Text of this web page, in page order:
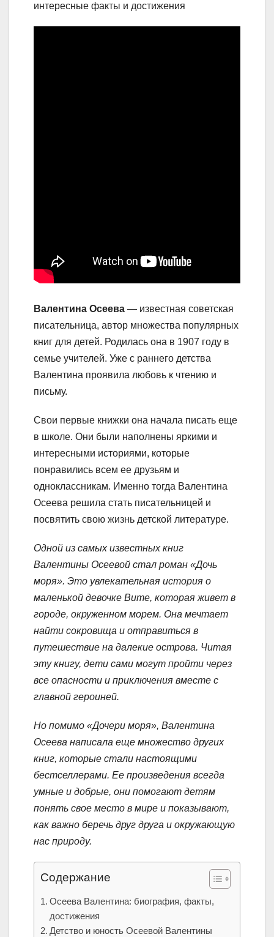
Валентина Осеева — известная советская
писательница, автор множества популярных
книг для детей. Родилась она в 1907 году в
семье учителей. Уже с раннего детства
Валентина проявила любовь к чтению и
письму.
Свои первые книжки она начала писать еще
в школе. Они были наполнены яркими и
интересными историями, которые
понравились всем ее друзьям и
одноклассникам. Именно тогда Валентина
Осеева решила стать писательницей и
посвятить свою жизнь детской литературе.
Одной из самых известных книг
Валентины Осеевой стал роман «Дочь
моря». Это увлекательная история о
маленькой девочке Вите, которая живет в
городе, окруженном морем. Она мечтает
найти сокровища и отправиться в
путешествие на далекие острова. Читая
эту книгу, дети сами могут пройти через
все опасности и приключения вместе с
главной героиней.
Но помимо «Дочери моря», Валентина
Осеева написала еще множество других
книг, которые стали настоящими
бестселлерами. Ее произведения всегда
умные и добрые, они помогают детям
понять свое место в мире и показывают,
как важно беречь друг друга и окружающую
нас природу.
Содержание
Осеева Валентина: биография, факты,
достижения
Детство и юность Осеевой Валентины